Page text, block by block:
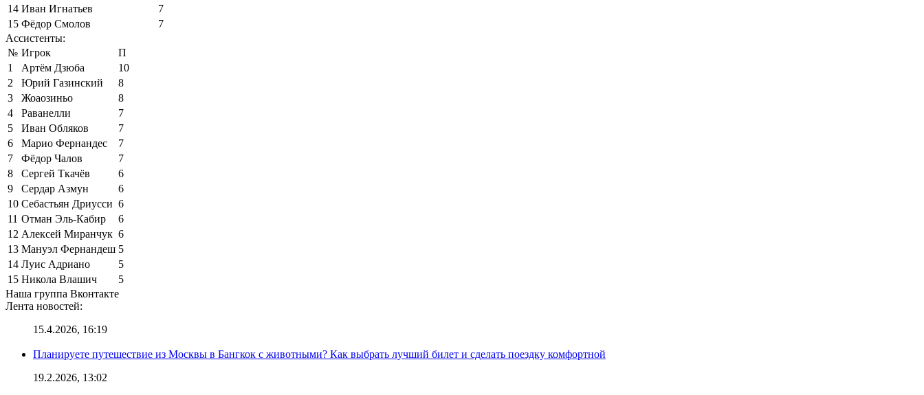
14 Иван Игнатьев
7
15 Фёдор Смолов
7
Ассистенты:
№ Игрок
П
1
Артём Дзюба
10
2
Юрий Газинский
8
3
Жоаозиньо
8
4
Раванелли
7
5
Иван Обляков
7
6
Марио Фернандес
7
7
Фёдор Чалов
7
8
Сергей Ткачёв
6
9
Сердар Азмун
6
10 Себастьян Дриусси 6
11 Отман Эль-Кабир
6
12 Алексей Миранчук 6
13 Мануэл Фернандеш 5
14 Луис Адриано
5
15 Никола Влашич
5
Наша группа Вконтакте
Лента новостей:
15.4.2026, 16:19
Планируете путешествие из Москвы в Бангкок с животными? Как выбрать лучший билет и сделать поездку комфортной
19.2.2026, 13:02